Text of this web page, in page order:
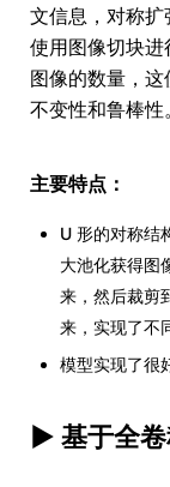
文信息，对称
使用图像切块
图像的数量，
不变性和鲁棒性。
主要特点：
U 形的对称结
大池化获得图
来，然后裁剪
来，实现了不
模型实现了很
► 基于全卷